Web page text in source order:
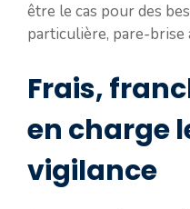
être le cas pour des
particulière, pare-brise
Frais,
en charge
vigilance